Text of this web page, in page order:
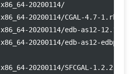
20200114/
20200114/CGAL-4.7-
20200114/edb-as12-12.1-
20200114/edb-as12-
20200114/SFCGAL-1.2.2-